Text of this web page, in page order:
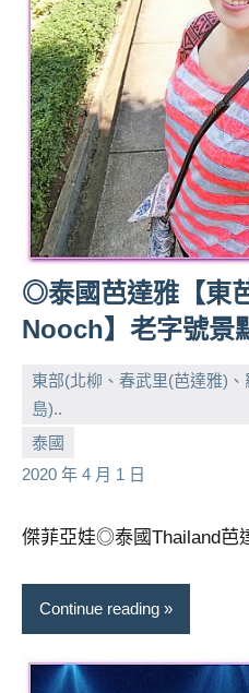
◎泰國芭達雅【東
Nooch】老字號景
東部(北柳、春武里(芭達雅)
島)..
泰國
2020 年 4 月 1 日
小
芳
No
comments
傑菲亞娃◎泰國Thailand芭
Continue reading